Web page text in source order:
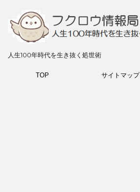
人生100年時代を生き抜く処世術
TOP サイトマップ